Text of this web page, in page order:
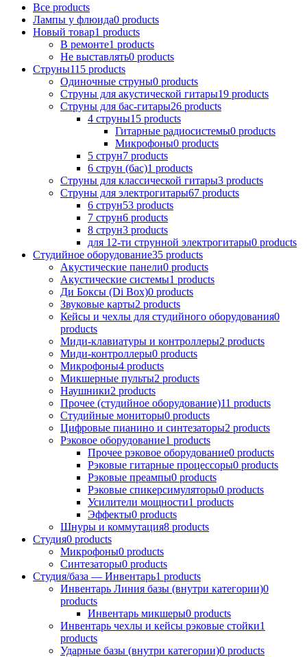
Все products
Лампы у флюида0 products
Новый товар1 products
В ремонтe1 products
Не выставлять0 products
Струны115 products
Одиночные струны0 products
Струны для акустической гитары19 products
Струны для бас-гитары26 products
4 струны15 products
Гитарные радиосистемы0 products
Микрофоны0 products
5 струн7 products
6 струн (бас)1 products
Струны для классической гитары3 products
Струны для электрогитары67 products
6 струн53 products
7 струн6 products
8 струн3 products
для 12-ти струнной электрогитары0 products
Студийное оборудование35 products
Акустические панели0 products
Акустические системы1 products
Ди Боксы (Di Box)0 products
Звуковые карты2 products
Кейсы и чехлы для студийного оборудования0
products
Миди-клавиатуры и контроллеры2 products
Миди-контроллеры0 products
Микрофоны4 products
Микшерные пульты2 products
Наушники2 products
Прочее (студийное оборудование)11 products
Студийные мониторы0 products
Цифровые пианино и синтезаторы2 products
Рэковое оборудование1 products
Прочее рэковое оборудование0 products
Рэковые гитарные процессоры0 products
Рэковые преампы0 products
Рэковые спикерсимуляторы0 products
Усилители мощности1 products
Эффекты0 products
Шнуры и коммутация8 products
Студия0 products
Микрофоны0 products
Синтезаторы0 products
Студия/база — Инвентарь1 products
Инвентарь Линия базы (внутри категории)0
products
Инвентарь микшеры0 products
Инвентарь чехлы и кейсы рэковые стойки1
products
Ударные базы (внутри категории)0 products